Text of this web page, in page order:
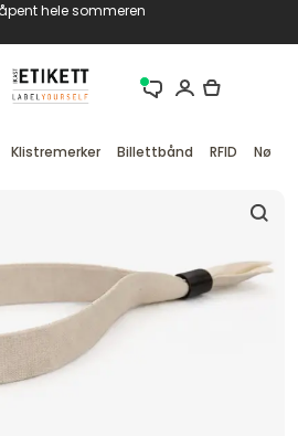
hele sommeren
Klistremerker Billettbånd RFID